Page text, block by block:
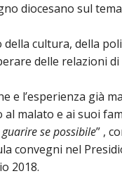
diocesano sul
cultura, della
delle relazioni
e l’esperienza già
al malato e ai suoi
se possibile” ,
convegni nel
2018.